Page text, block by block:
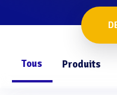
Tous Produits